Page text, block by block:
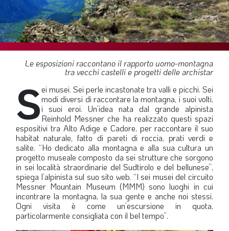
SOMMARIO
EDITORIALE
PREVIDENZA
FOCUS
PROFESSIONE
TERZA PAGINA
LE FOTO DEL FIL ROUGE
IN QUESTO NUMERO
SCENARIO ECONOMICO
SPAZIO APERTO
GOVERNANCE
FONDAZIONE
ASSOCIAZIONI
Le esposizioni raccontano il rapporto uomo-montagna
tra vecchi castelli e progetti delle archistar
Sei musei. Sei perle incastonate tra valli e picchi. Sei
modi diversi di raccontare la montagna, i suoi volti,
i suoi eroi. Un’idea nata dal grande alpinista
Reinhold Messner che ha realizzato questi spazi
espositivi tra Alto Adige e Cadore, per raccontare il suo
habitat naturale, fatto di pareti di roccia, prati verdi e
salite. “Ho dedicato alla montagna e alla sua cultura un
progetto museale composto da sei strutture che sorgono
in sei località straordinarie del Sudtirolo e del bellunese”,
spiega l’alpinista sul suo sito web. “I sei musei del circuito
Messner Mountain Museum (MMM) sono luoghi in cui
incontrare la montagna, la sua gente e anche noi stessi.
Ogni visita è come un’escursione in quota,
particolarmente consigliata con il bel tempo”.